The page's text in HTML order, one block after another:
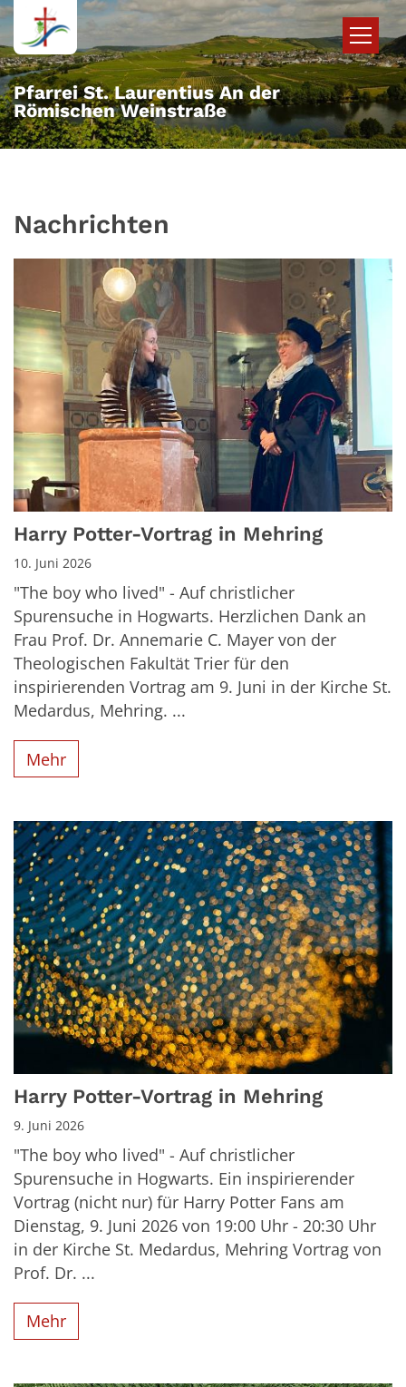
Zum Inhalt springen
Pfarrei St. Laurentius An der
Römischen Weinstraße
Nachrichten
Harry Potter-Vortrag in Mehring
10. Juni 2026
"The boy who lived" - Auf christlicher
Spurensuche in Hogwarts. Herzlichen Dank an
Frau Prof. Dr. Annemarie C. Mayer von der
Theologischen Fakultät Trier für den
inspirierenden Vortrag am 9. Juni in der Kirche St.
Medardus, Mehring. ...
Mehr
Harry Potter-Vortrag in Mehring
9. Juni 2026
"The boy who lived" - Auf christlicher
Spurensuche in Hogwarts. Ein inspirierender
Vortrag (nicht nur) für Harry Potter Fans am
Dienstag, 9. Juni 2026 von 19:00 Uhr - 20:30 Uhr
in der Kirche St. Medardus, Mehring Vortrag von
Prof. Dr. ...
Mehr